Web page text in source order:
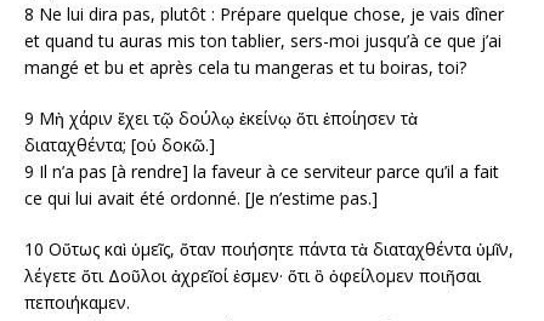
8 Ne lui dira pas, plutôt : Prépare quelque chose, je vais dîner
et quand tu auras mis ton tablier, sers-moi jusqu’à ce que j’ai
mangé et bu et après cela tu mangeras et tu boiras, toi?
9 Μὴ χάριν ἔχει τῷ δούλῳ ἐκείνῳ ὅτι ἐποίησεν τὰ
διαταχθέντα; [οὐ δοκῶ.]
9 Il n’a pas [à rendre] la faveur à ce serviteur parce qu’il a fait
ce qui lui avait été ordonné. [Je n’estime pas.]
10 Οὕτως καὶ ὑμεῖς, ὅταν ποιήσητε πάντα τὰ διαταχθέντα ὑμῖν,
λέγετε ὅτι Δοῦλοι ἀχρεῖοί ἐσμεν· ὅτι ὃ ὀφείλομεν ποιῆσαι
πεποιήκαμεν.